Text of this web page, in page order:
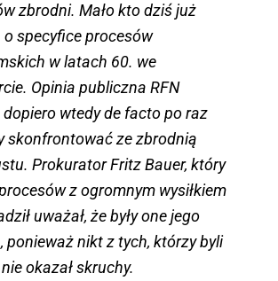
zbrodni. Mało kto dziś już
specyfice procesów
w latach 60. we
Opinia publiczna RFN
dopiero wtedy de facto po raz
skonfrontować ze zbrodnią
Prokurator Fritz Bauer, który
z ogromnym wysiłkiem
uważał, że były one jego
ponieważ nikt z tych, którzy byli
okazał skruchy.